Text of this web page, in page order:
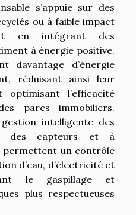
s’appuie sur des
ou à faible impact
en intégrant des
à énergie positive.
davantage d’énergie
réduisant ainsi leur
l’efficacité
parcs immobiliers.
intelligente des
des capteurs et à
permettent un contrôle
d’eau, d’électricité et
le gaspillage et
plus respectueuses